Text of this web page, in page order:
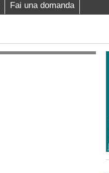
Fai una domanda